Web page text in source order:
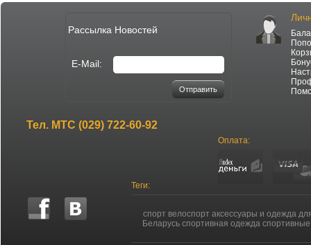
Рассылка Новостей
E-Mail:
Отправить
Тел. МТС (029) 722-60-92
Оплата:
Теги:
спорт велоспорт аксессуары и одежда
Беларусь спортивная одежда